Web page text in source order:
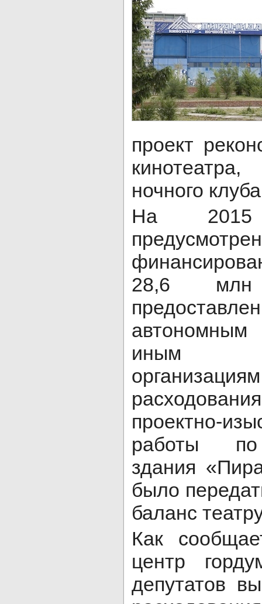
проект
ночного
На
28,6
иным
проектно-
работы по
здания
было
баланс
Как
центр
депутатов